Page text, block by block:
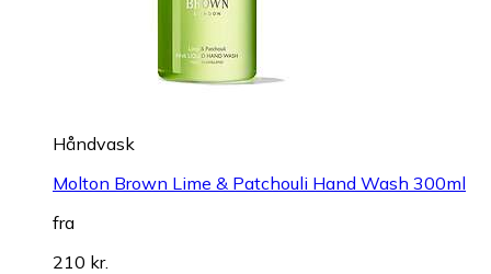
Håndvask
Molton Brown Lime & Patchouli Hand Wash 300ml
fra
210 kr.